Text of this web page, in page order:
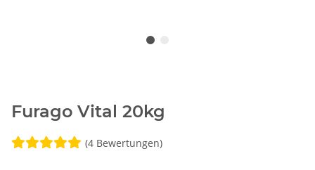
Furago Vital 20kg
(4 Bewertungen)